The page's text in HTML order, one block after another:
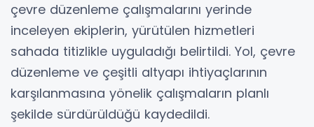
çevre düzenleme çalışmalarını yerinde
inceleyen ekiplerin, yürütülen hizmetleri
sahada titizlikle uyguladığı belirtildi. Yol, çevre
düzenleme ve çeşitli altyapı ihtiyaçlarının
karşılanmasına yönelik çalışmaların planlı
şekilde sürdürüldüğü kaydedildi.